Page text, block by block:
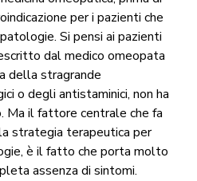
per i pazienti che
Si pensi ai pazienti
dal medico omeopata
della stragrande
o degli antistaminici, non ha
Ma il fattore centrale che fa
strategia terapeutica per
è il fatto che porta molto
assenza di sintomi.